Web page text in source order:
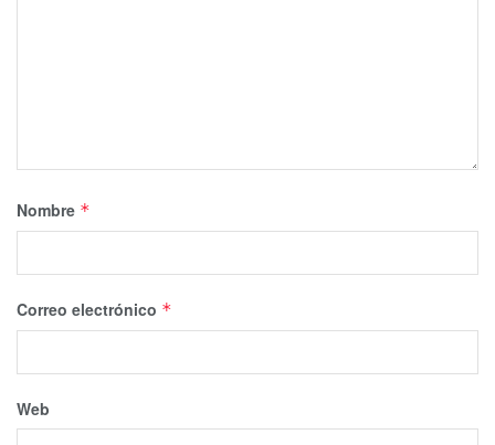
Nombre *
Correo electrónico *
Web